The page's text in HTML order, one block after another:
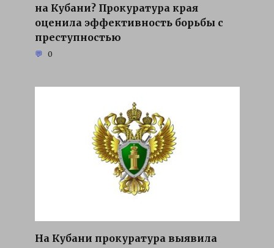
на Кубани? Прокуратура края
оценила эффективность борьбы с
преступностью
0
На Кубани прокуратура выявила